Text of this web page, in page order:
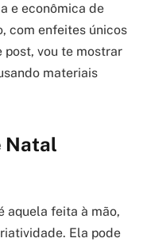
e econômica de
com enfeites únicos
post, vou te mostrar
materiais
Natal
aquela feita à mão,
Ela pode